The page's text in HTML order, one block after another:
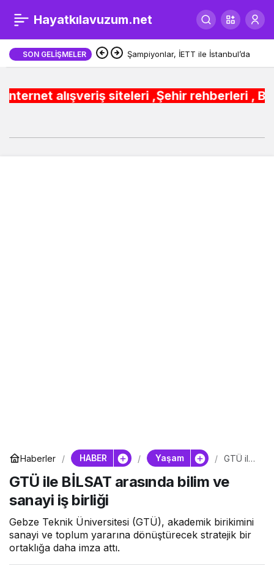
Hayatkılavuzum.net
SON GELIŞMELER Şampiyonlar, İETT ile İstanbul’da
alışveriş siteleri ,Şehir rehberleri ,
Haberler HABER Yaşam
GTÜ ile
arasında
bilim ve
GTÜ ile BİLSAT arasında bilim ve
sanayi iş birliği
Gebze Teknik Üniversitesi (GTÜ), akademik birikimini
sanayi ve toplum yararına dönüştürecek stratejik bir
ortaklığa daha imza attı.
GTÜ ile BİLSAT arasında
bilim ve sanayi iş birliği
0 Paylaş